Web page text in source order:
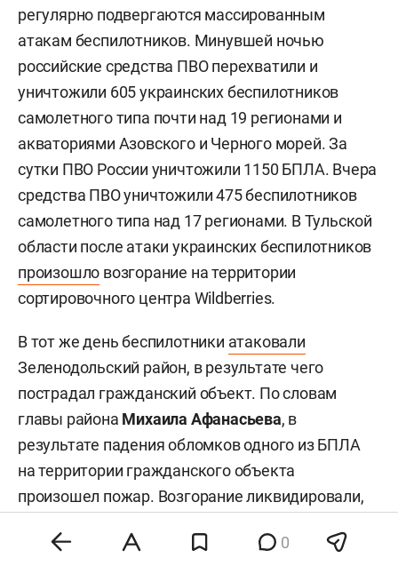
регулярно подвергаются массированным
атакам беспилотников. Минувшей ночью
российские средства ПВО перехватили и
уничтожили 605 украинских беспилотников
самолетного типа почти над 19 регионами и
акваториями Азовского и Черного морей. За
сутки ПВО России уничтожили 1150 БПЛА. Вчера
средства ПВО уничтожили 475 беспилотников
самолетного типа над 17 регионами. В Тульской
области после атаки украинских беспилотников
произошло возгорание на территории
сортировочного центра Wildberries.
В тот же день беспилотники атаковали
Зеленодольский район, в результате чего
пострадал гражданский объект. По словам
главы района Михаила Афанасьева, в
результате падения обломков одного из БПЛА
на территории гражданского объекта
произошел пожар. Возгорание ликвидировали,
угрозу атаки БПЛА на 10 городов, режим
0